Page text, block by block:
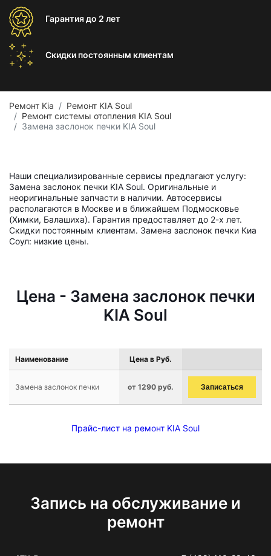
Гарантиядо 2 лет
Скидки постоянным клиентам
Ремонт Kia
Ремонт KIA Soul
Ремонт системы отопления KIA Soul
Замена заслонок печки KIA Soul
Наши специализированные сервисы предлагают услугу:
Замена заслонок печки KIA Soul. Оригинальные и
неоригинальные запчасти в наличии. Автосервисы
располагаются в Москве и в ближайшем Подмосковье
(Химки, Балашиха). Гарантия предоставляет до 2-х лет.
Скидки постоянным клиентам. Замена заслонок печки Киа
Соул: низкие цены.
Цена - Замена заслонок печки
KIA Soul
Наименование Цена в Руб.
Замена заслонок печки от 1290 руб. Записаться
Прайс-лист на ремонт KIA Soul
Запись на обслуживание и
ремонт